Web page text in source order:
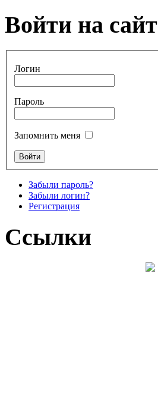
Войти на сайт
Логин
Пароль
Запомнить меня
Забыли пароль?
Забыли логин?
Регистрация
Ссылки